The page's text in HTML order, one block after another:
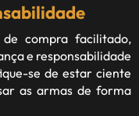
de compra facilitado,
e responsabilidade
se de estar ciente
as armas de forma